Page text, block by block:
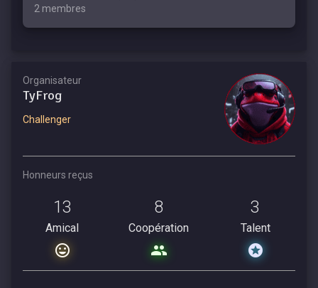
2 membres
Organisateur
TyFrog
Challenger
Honneurs reçus
13
Amical
8
Coopération
3
Talent